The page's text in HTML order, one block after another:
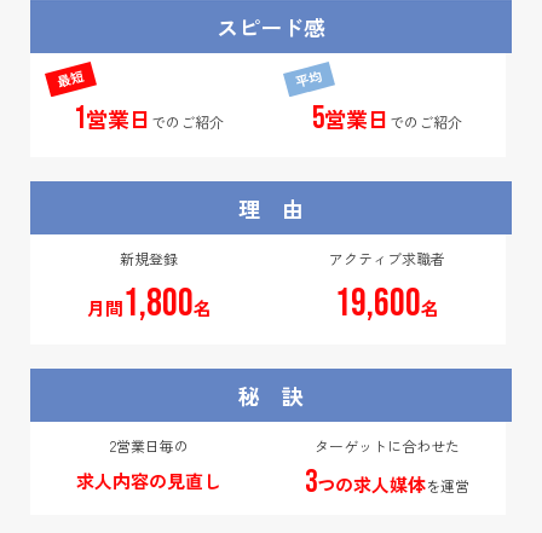
スピード感
1営業日 でのご紹介 5営業日 でのご紹介
理 由
新規登録
月間1,800名
アクティブ求職者
19,600名
秘 訣
2営業日毎の
求人内容の見直し
ターゲットに合わせた
3つの求人媒体を運営